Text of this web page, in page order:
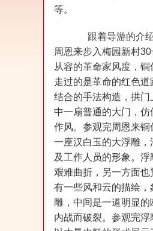
等。
跟着导游的介绍
周恩来步入梅园新村
从容的革命家风度，
走过的是革命的红色
结合的手法构造，拱
中一扇普通的大门，
作风。参观完周恩来
一座汉白玉的大浮雕
及工作人员的形象。
艰难曲折，另一方面
有一些风和云的描绘
雕，中间是一道明显
内战而破裂。参观完浮